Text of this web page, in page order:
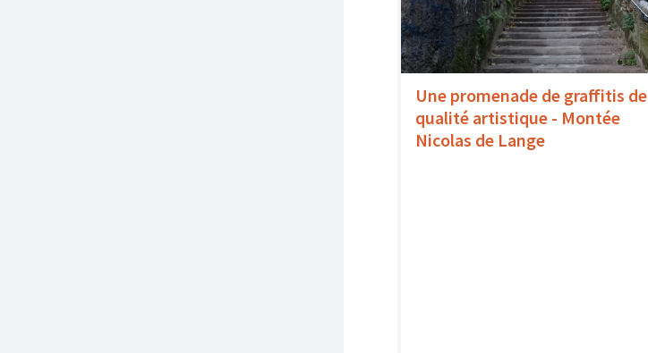
Une promenade de graffitis de
qualité artistique - Montée
Nicolas de Lange